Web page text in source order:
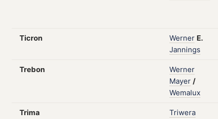
Ticron Werner E.
Jannings
Trebon
Werner
Mayer /
Wemalux
Trima
Triwera